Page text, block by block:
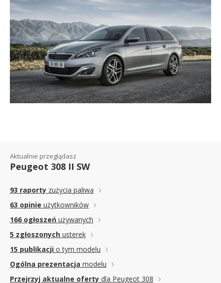
Aktualnie przeglądasz
Peugeot 308 II SW
93 raporty zużycia paliwa
63 opinie użytkowników
166 ogłoszeń używanych
5 zgłoszonych usterek
15 publikacji o tym modelu
Ogólna prezentacja modelu
Przejrzyj aktualne oferty dla Peugeot 308